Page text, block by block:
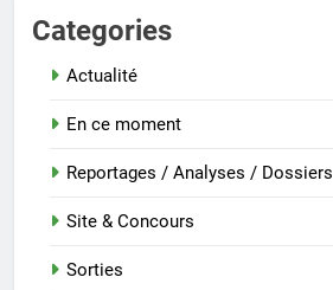
Categories
Actualité
En ce moment
Reportages / Analyses / Dossiers
Site & Concours
Sorties